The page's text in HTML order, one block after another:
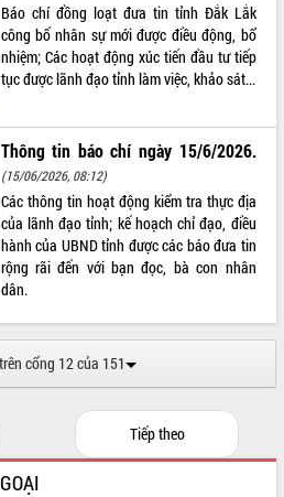
kỳ
Báo chí đồng loạt đưa tin tỉnh Đắk Lắk
công bố nhân sự mới được điều động, bổ
nhiệm; Các hoạt động xúc tiến đầu tư tiếp
tục được lãnh đạo tỉnh làm việc, khảo sát...
Thông tin báo chí ngày 15/6/2026.
(15/06/2026, 08:12)
Các thông tin hoạt động kiểm tra thực địa
của lãnh đạo tỉnh; kế hoạch chỉ đạo, điều
hành của UBND tỉnh được các báo đưa tin
rộng rãi đến với bạn đọc, bà con nhân
dân.
cổng 12 của 151
Tiếp theo